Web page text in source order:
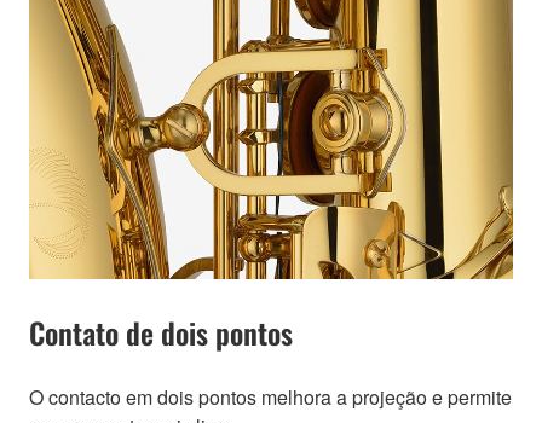
Contato de dois pontos
O contacto em dois pontos melhora a projeção e permite